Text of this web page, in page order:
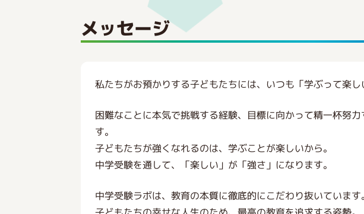
メッセージ
私たちがお預かりする子どもたちには、いつも「学ぶって楽
困難なことに本気で挑戦する経験、目標に向かって精一杯努
す。
子どもたちが強くなれるのは、学ぶことが楽しいから。
中学受験を通して、「楽しい」が「強さ」になります。
中学受験ラボは、教育の本質に徹底的にこだわり抜いています。